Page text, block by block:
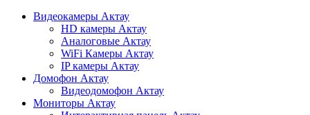
Видеокамеры Актау
HD камеры Актау
Аналоговые Актау
WiFi Камеры Актау
IP камеры Актау
Домофон Актау
Видеодомофон Актау
Мониторы Актау